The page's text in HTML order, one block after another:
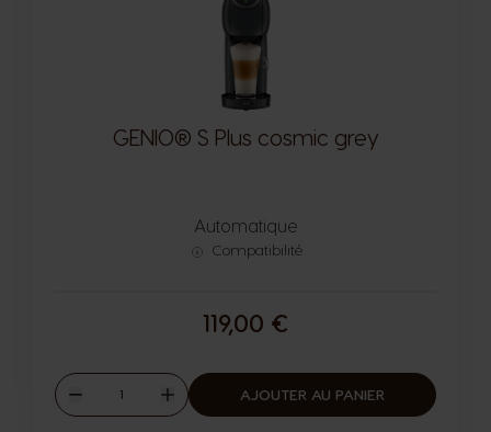
GENIO® S Plus cosmic grey
Automatique
Compatibilité
119,00 €
Diminuer
Quantité
Augmenter
AJOUTER AU PANIER